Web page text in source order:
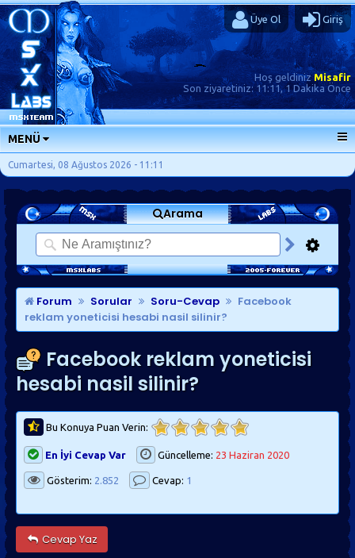
Üye Ol Giriş
Hoş geldinizMisafir
Son ziyaretiniz: 11:11, 1 Dakika Önce
MENÜ
ANA SAYFA
FORUMLAR
SORU-CEVAP
GÜNLÜKLER
SON MESAJLAR
KISAYOLLAR
Cumartesi, 08 Ağustos 2026 - 11:11
Arama
Forum Sorular Soru-Cevap
Facebook
reklam yoneticisi hesabi nasil silinir?
Facebook reklam yoneticisi
hesabi nasil silinir?
Bu Konuya Puan Verin:
En İyi Cevap Var Güncelleme: 23 Haziran 2020
Gösterim: 2.852 Cevap: 1
Cevap Yaz